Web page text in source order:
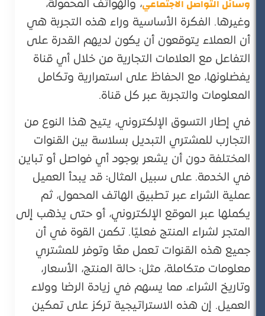
وسائل التواصل الاجتماعي، والهواتف المحمولة،
وغيرها. الفكرة الأساسية وراء هذه التجربة هي
أن العملاء يتوقعون أن يكون لديهم القدرة على
التفاعل مع العلامات التجارية من خلال أي قناة
يفضلونها، مع الحفاظ على استمرارية وتكامل
المعلومات والتجربة عبر كل قناة.
في إطار التسوق الإلكتروني، يتيح هذا النوع من
التجارب للمشتري التبديل بسلاسة بين القنوات
المختلفة دون أن يشعر بوجود أي فواصل أو تباين
في الخدمة. على سبيل المثال: قد يبدأ العميل
عملية الشراء عبر تطبيق الهاتف المحمول، ثم
يكملها عبر الموقع الإلكتروني، أو حتى يذهب إلى
المتجر لشراء المنتج فعليًا. تكمن القوة في أن
جميع هذه القنوات تعمل معًا وتوفر للمشتري
معلومات متكاملة، مثل: حالة المنتج، الأسعار،
وتاريخ الشراء، مما يسهم في زيادة الرضا وولاء
العميل. إن هذه الاستراتيجية تركز على تمكين